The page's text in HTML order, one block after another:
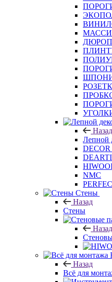
Назад
Лепной
NMC
Стены
Назад
Стены
Назад
Назад
Всё для